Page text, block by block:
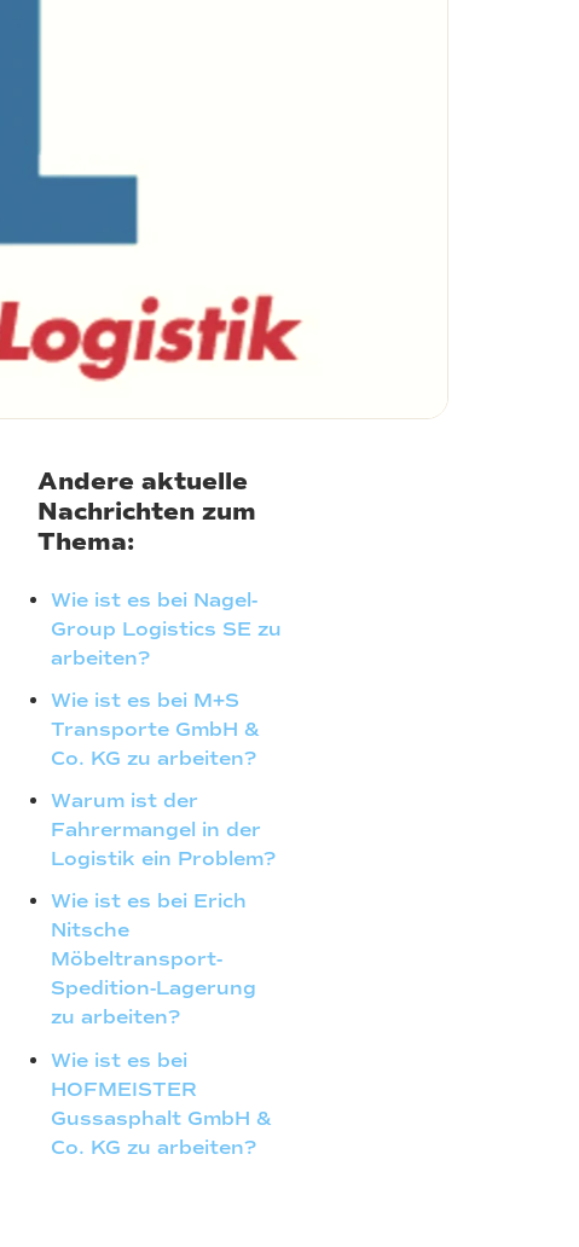
Andere aktuelle
Nachrichten zum
Thema:
Wie ist es bei Nagel-
Group Logistics SE zu
arbeiten?
Wie ist es bei M+S
Transporte GmbH &
Co. KG zu arbeiten?
Warum ist der
Fahrermangel in der
Logistik ein Problem?
Wie ist es bei Erich
Nitsche
Möbeltransport-
Spedition-Lagerung
zu arbeiten?
Wie ist es bei
HOFMEISTER
Gussasphalt GmbH &
Co. KG zu arbeiten?